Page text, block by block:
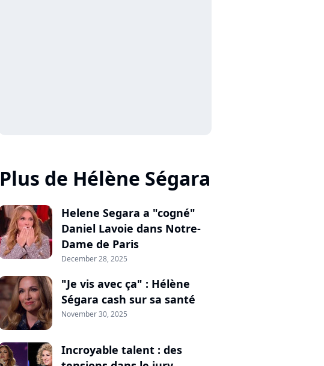
Plus de Hélène Ségara
Helene Segara a "cogné"
Daniel Lavoie dans Notre-
Dame de Paris
December 28, 2025
"Je vis avec ça" : Hélène
Ségara cash sur sa santé
November 30, 2025
Incroyable talent : des